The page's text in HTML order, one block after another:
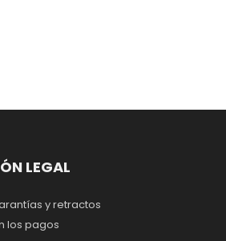
LEGAL
y retractos
los pagos